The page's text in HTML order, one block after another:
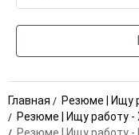
Главная
Резюме | Ищу
Резюме | Ищу работу